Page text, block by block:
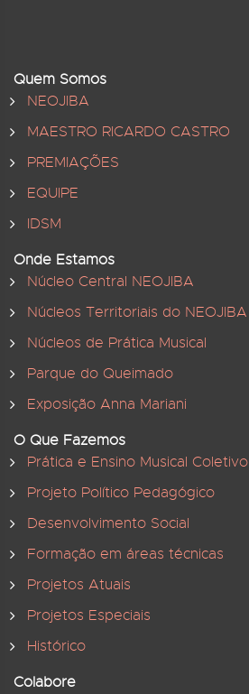
Quem Somos
NEOJIBA
MAESTRO RICARDO CASTRO
PREMIAÇÕES
EQUIPE
IDSM
Onde Estamos
Núcleo Central NEOJIBA
Núcleos Territoriais do NEOJIBA
Núcleos de Prática Musical
Parque do Queimado
Exposição Anna Mariani
O Que Fazemos
Prática e Ensino Musical Coletivo
Projeto Político Pedagógico
Desenvolvimento Social
Formação em áreas técnicas
Projetos Atuais
Projetos Especiais
Histórico
Colabore